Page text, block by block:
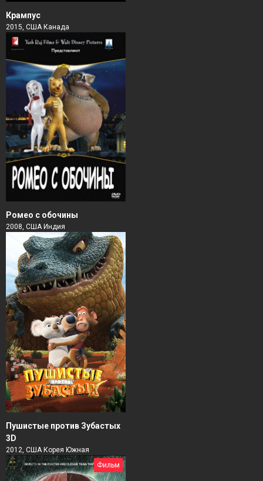
Крампус
2015, США Канада
Ромео с обочины
2008, США Индия
Пушистые против Зубастых
3D
2012, США Корея Южная
Фильм